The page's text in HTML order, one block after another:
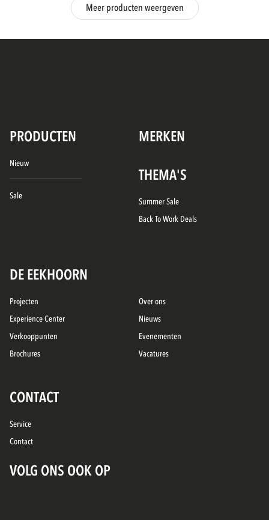
Meer producten weergeven
PRODUCTEN MERKEN
Nieuw
Sale
THEMA'S
Summer Sale
Back To Work Deals
DE EEKHOORN
Projecten
Experience Center
Verkooppunten
Brochures
Over ons
Nieuws
Evenementen
Vacatures
CONTACT
Service
Contact
VOLG ONS OOK OP